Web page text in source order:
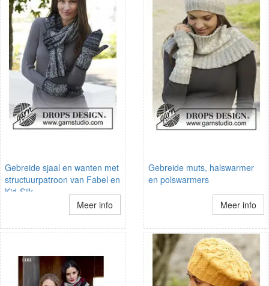
Gebreide sjaal en wanten met
structuurpatroon van Fabel en
Kid-Silk.
Meer info
Gebreide muts, halswarmer
en polswarmers
Meer info